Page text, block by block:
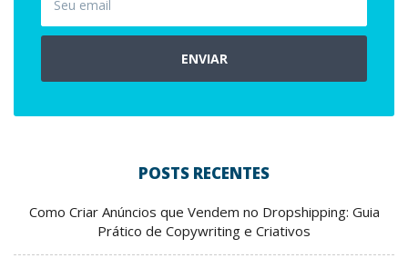
ENVIAR
POSTS RECENTES
Como Criar Anúncios que Vendem no Dropshipping: Guia
Prático de Copywriting e Criativos